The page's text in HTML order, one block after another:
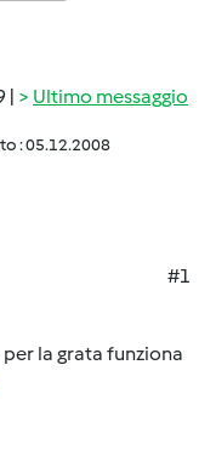
| Ultimo messaggio
: 05.12.2008
#1
la grata funziona